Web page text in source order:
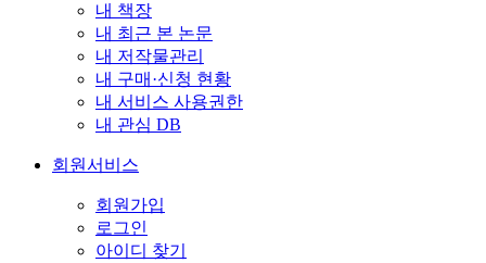
내 책장
내 최근 본 논문
내 저작물관리
내 구매·신청 현황
내 서비스 사용권한
내 관심 DB
회원서비스
회원가입
로그인
아이디 찾기